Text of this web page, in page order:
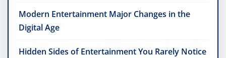
Modern Entertainment Major Changes in the
Digital Age
Hidden Sides of Entertainment You Rarely Notice